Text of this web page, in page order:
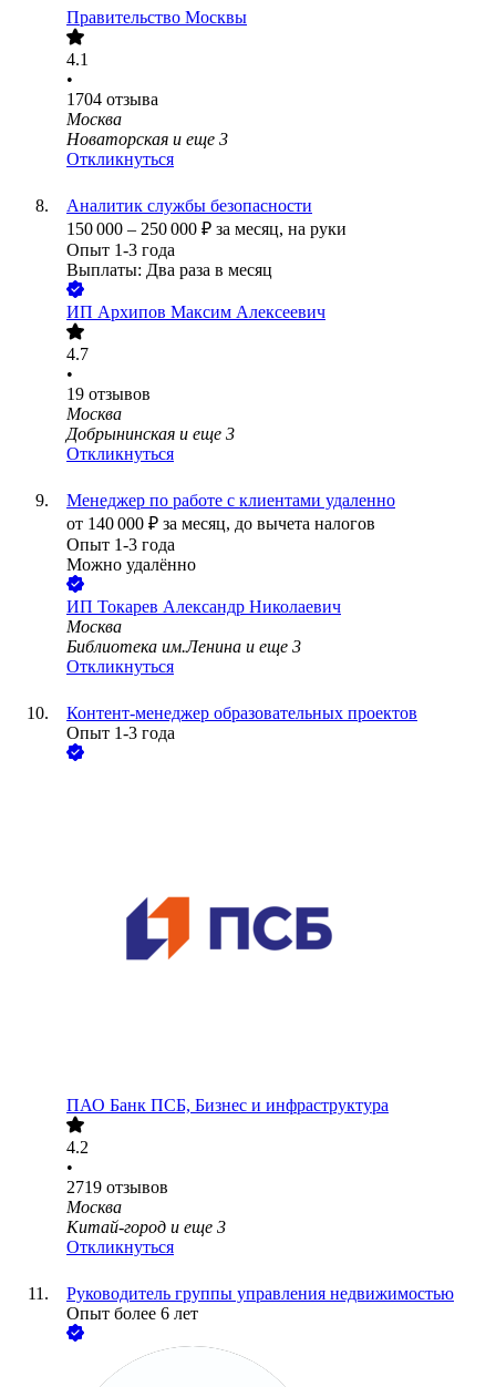
Правительство Москвы
4.1
•
1704 отзыва
Москва
Новаторская и еще 3
Откликнуться
Аналитик службы безопасности
150 000 – 250 000 ₽ за месяц, на руки
Опыт 1-3 года
Выплаты: Два раза в месяц
ИП Архипов Максим Алексеевич
4.7
•
19 отзывов
Москва
Добрынинская и еще 3
Откликнуться
Менеджер по работе с клиентами удаленно
от 140 000 ₽ за месяц, до вычета налогов
Опыт 1-3 года
Можно удалённо
ИП Токарев Александр Николаевич
Москва
Библиотека им.Ленина и еще 3
Откликнуться
Контент-менеджер образовательных проектов
Опыт 1-3 года
ПАО Банк ПСБ, Бизнес и инфраструктура
4.2
•
2719 отзывов
Москва
Китай-город и еще 3
Откликнуться
Руководитель группы управления недвижимостью
Опыт более 6 лет